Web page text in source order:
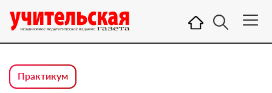
Практикум